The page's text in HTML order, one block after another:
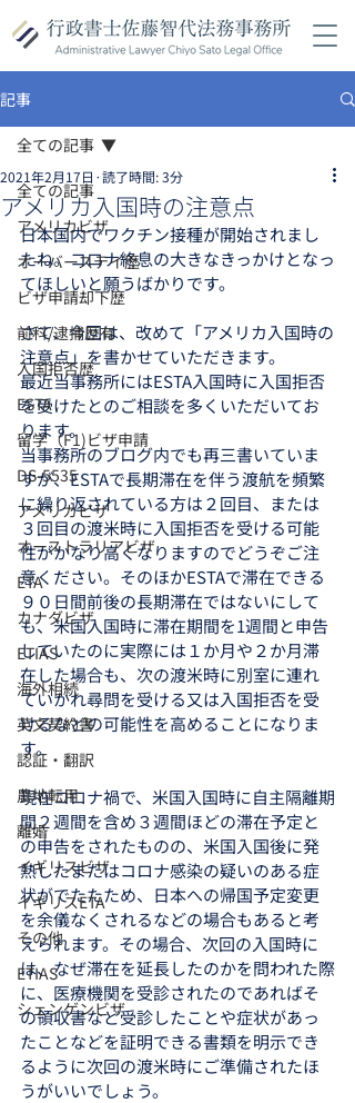
記事
全ての記事
アメリカビザ
オーバーステイ歴
ビザ申請却下歴
前科/逮捕歴有
入国拒否歴
ESTA
留学（F1)ビザ申請
DS-5535
アメリカビザ
オーストラリアビザ
ETA
カナダビザ
ETIAS
海外相続
英文契約書
認証・翻訳
農地転用
離婚
イギリスビザ
イギリスETA
その他
ETIAS
シェンゲンビザ
全ての記事
アメリカ入国時の注意点
2021年2月17日 読了時間: 3分
日本国内でワクチン接種が開始されまし
たね。コロナ終息の大きなきっかけとなっ
てほしいと願うばかりです。
さて、今回は、改めて「アメリカ入国時の
注意点」を書かせていただきます。
最近当事務所にはESTA入国時に入国拒否
を受けたとのご相談を多くいただいてお
ります。
当事務所のブログ内でも再三書いていま
すが、ESTAで長期滞在を伴う渡航を頻繁
に繰り返されている方は２回目、または
３回目の渡米時に入国拒否を受ける可能
性がかなり高くなりますのでどうぞご注
意ください。そのほかESTAで滞在できる
９０日間前後の長期滞在ではないにして
も、米国入国時に滞在期間を1週間と申告
していたのに実際には１か月や２か月滞
在した場合も、次の渡米時に別室に連れ
ていかれ尋問を受ける又は入国拒否を受
けるなどの可能性を高めることになりま
す。
現在コロナ禍で、米国入国時に自主隔離期
間２週間を含め３週間ほどの滞在予定と
の申告をされたものの、米国入国後に発
熱したまたはコロナ感染の疑いのある症
状がでたたため、日本への帰国予定変更
を余儀なくされるなどの場合もあると考
えられます。その場合、次回の入国時に
は、なぜ滞在を延長したのかを問われた際
に、医療機関を受診されたのであればそ
の領収書など受診したことや症状があっ
たことなどを証明できる書類を明示でき
るように次回の渡米時にご準備されたほ
うがいいでしょう。